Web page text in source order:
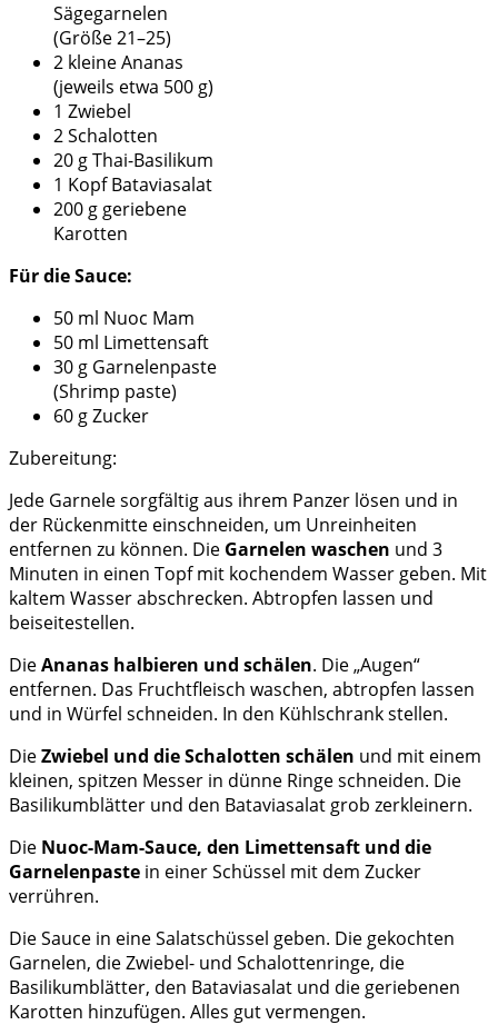
Sägegarnelen
(Größe 21–25)
2 kleine Ananas
(jeweils etwa 500 g)
1 Zwiebel
2 Schalotten
20 g Thai-Basilikum
1 Kopf Bataviasalat
200 g geriebene
Karotten
Für die Sauce:
50 ml Nuoc Mam
50 ml Limettensaft
30 g Garnelenpaste
(Shrimp paste)
60 g Zucker
Zubereitung:
Jede Garnele sorgfältig aus ihrem Panzer lösen und in
der Rückenmitte einschneiden, um Unreinheiten
entfernen zu können. Die Garnelen waschen und 3
Minuten in einen Topf mit kochendem Wasser geben. Mit
kaltem Wasser abschrecken. Abtropfen lassen und
beiseitestellen.
DieAnanas halbieren und schälen. Die „Augen“
entfernen. Das Fruchtfleisch waschen, abtropfen lassen
und in Würfel schneiden. In den Kühlschrank stellen.
DieZwiebel und die Schalotten schälen und mit einem
kleinen, spitzen Messer in dünne Ringe schneiden. Die
Basilikumblätter und den Bataviasalat grob zerkleinern.
Die Nuoc-Mam-Sauce, den Limettensaft und die
Garnelenpaste in einer Schüssel mit dem Zucker
verrühren.
Die Sauce in eine Salatschüssel geben. Die gekochten
Garnelen, die Zwiebel- und Schalottenringe, die
Basilikumblätter, den Bataviasalat und die geriebenen
Karotten hinzufügen. Alles gut vermengen.